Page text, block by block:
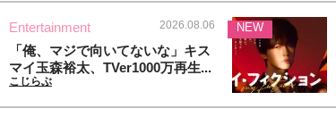
Entertainment 2026.08.06
「俺、マジで向いてないな」キス
マイ玉森裕太、TVer1000万再生...
こじらぶ
NEW